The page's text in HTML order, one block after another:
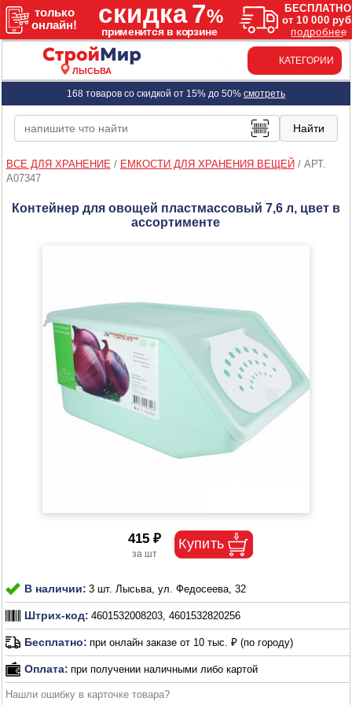
ЛЫСЬВА
КАТЕГОРИИ
168 товаров со скидкой от 15% до 50% смотреть
ВСЕ ДЛЯ ХРАНЕНИЕ / ЕМКОСТИ ДЛЯ ХРАНЕНИЯ ВЕЩЕЙ / АРТ.
A07347
Контейнер для овощей пластмассовый 7,6 л, цвет в
ассортименте
415 ₽
В наличии: 3 шт. Лысьва, ул. Федосеева, 32
Штрих-код: 4601532008203, 4601532820256
Бесплатно: при онлайн заказе от 10 тыс. ₽ (по городу)
Оплата: при получении наличными либо картой
Нашли ошибку в карточке товара?